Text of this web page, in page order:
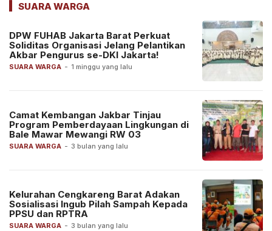
SUARA WARGA
SUARA WARGA - 1 minggu yang lalu
DPW FUHAB Jakarta Barat Perkuat
Soliditas Organisasi Jelang Pelantikan
Akbar Pengurus se-DKI Jakarta!
SUARA WARGA - 3 bulan yang lalu
Camat Kembangan Jakbar Tinjau
Program Pemberdayaan Lingkungan di
Bale Mawar Mewangi RW 03
SUARA WARGA - 3 bulan yang lalu
Kelurahan Cengkareng Barat Adakan
Sosialisasi Ingub Pilah Sampah Kepada
PPSU dan RPTRA